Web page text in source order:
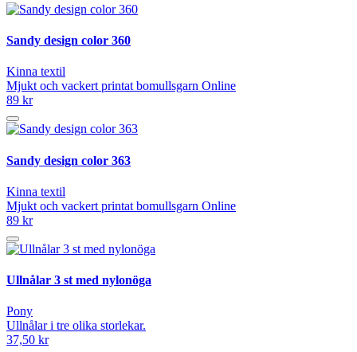
Sandy design color 360
Kinna textil
Mjukt och vackert printat bomullsgarn Online
89 kr
Sandy design color 363
Kinna textil
Mjukt och vackert printat bomullsgarn Online
89 kr
Ullnålar 3 st med nylonöga
Pony
Ullnålar i tre olika storlekar.
37,50 kr